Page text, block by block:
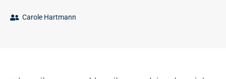
Carole Hartmann